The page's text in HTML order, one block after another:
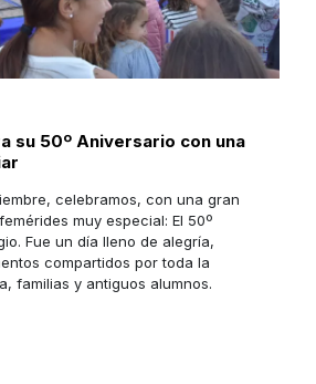
su 50º Aniversario con una
celebramos, con una gran
muy especial: El 50º
Fue un día lleno de alegría,
compartidos por toda la
familias y antiguos alumnos.